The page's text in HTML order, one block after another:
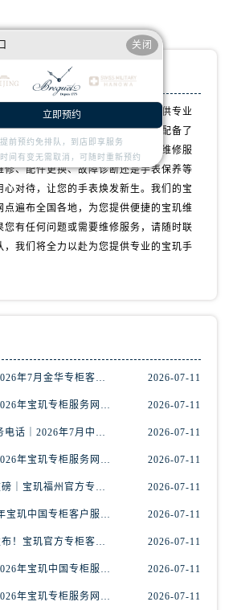
天津市和平区赤峰道136号天津国际金融中心26层2603室宝玑售后服务中心（需提前预约）
安徽省马鞍山市雨山区湖南西路宝玑售后服务中心（需提前预约）
江苏省常州市新北区龙锦路1590号现代传媒中心5号楼10层1008室宝玑售后服务中心（需提前预约）
服务中心
拥有专业团队，致力于为客户提供专业
。我们的技师拥有丰富的经验，并配备了
以确保为您的宝玑手表提供一流的维修服
修、配件更换、故障诊断还是手表保养等
心对待，让您的手表焕发新生。我们的宝
点遍布全国各地，为您提供便捷的宝玑维
您有任何问题或需要维修服务，请随时联
，我们将全力以赴为您提供专业的宝玑手
官方声明｜宝玑2026年7月金华专柜客服热线正式更新，附信息总览 2026-07-11
官方权威公示｜2026年宝玑专柜服务网络焕新：赣州区门店客服热线全核验 2026-07-11
宝玑官方客户服务电话｜2026年7月中国专柜信息公示大全 2026-07-11
官方权威公示｜2026年宝玑专柜服务网络焕新：鞍山客户服务热线全核验 2026-07-11
2026年7月最新重磅｜宝玑福州官方专柜客户服务电话信息汇总 2026-07-11
官方公告｜2026年宝玑中国专柜客户服务热线核验升级（7月最新版） 2026-07-11
2026年7月最新发布！宝玑官方专柜客户服务电话+全国专柜重磅公示 2026-07-11
最新官方公告｜2026年宝玑中国专柜服务信息整合，客服热线7月已更新 2026-07-11
官方权威公示｜2026年宝玑专柜服务网络焕新：金华门店客服热线全核验 2026-07-11
关闭
立即预约
提前预约免排队，到店即享服务
间有变无需取消，可随时重新预约